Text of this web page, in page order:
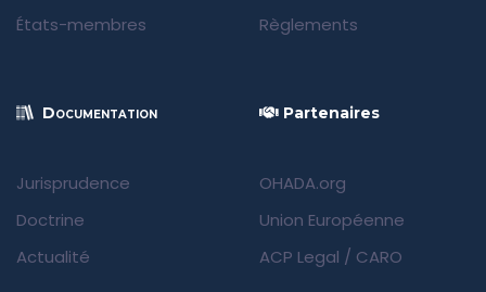
États-membres
Règlements
Documentation
Jurisprudence
Doctrine
Actualité
Partenaires
OHADA.org
Union Européenne
ACP Legal / CARO